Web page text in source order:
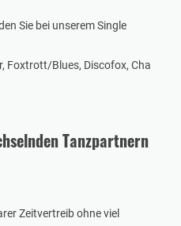
Sie bei unserem Single
Foxtrott/Blues, Discofox, Cha
Tanzpartnern
Zeitvertreib ohne viel